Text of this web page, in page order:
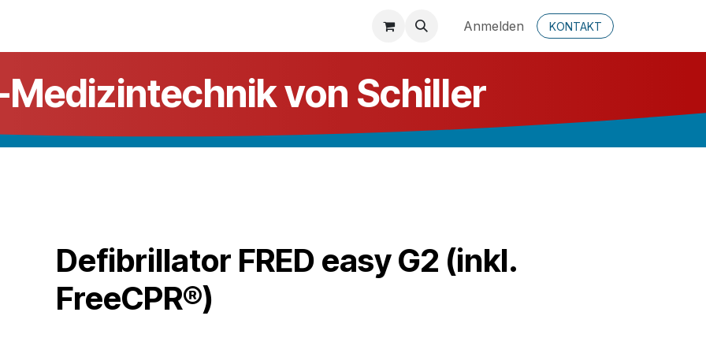
Anmelden KONTAKT
von Schiller
Defibrillator FRED easy G2 (inkl.
FreeCPR®)